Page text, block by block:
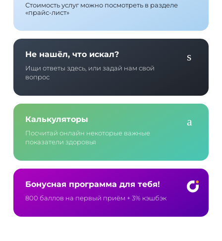
Стоимость услуг можно посмотреть в разделе
«прайс-лист»
Не нашёл, что искал?
Ищи ответы здесь, или задай нам свой
вопрос
Калькуляторы
Посчитай онлайн некоторые важные
показатели здоровья
Бонусная программа для тебя!
800 баллов на первый приём + 3% кэшбэк